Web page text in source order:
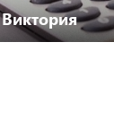
Виктория